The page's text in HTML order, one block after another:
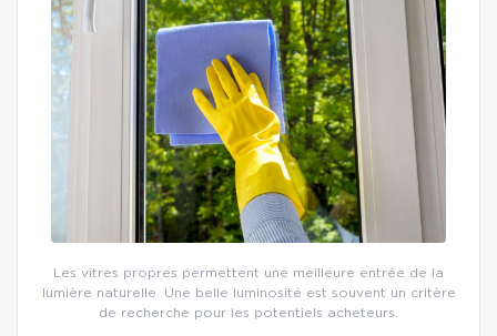
Les vitres propres permettent une meilleure entrée de la
lumière naturelle. Une belle luminosité est souvent un critère
de recherche pour les potentiels acheteurs.